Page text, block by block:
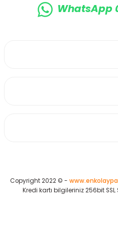
WhatsApp
Copyright 2022 © -
Kredi kartı bilgileriniz 256bit